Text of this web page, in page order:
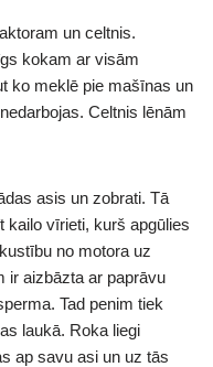
un celtnis.
kokam ar visām
ko meklē pie mašīnas un
Celtnis lēnām
asis un zobrati. Tā
kailo vīrieti, kurš apgūlies
no motora uz
ir aizbāzta ar paprāvu
Tad penim tiek
laukā. Roka liegi
ap savu asi un uz tās